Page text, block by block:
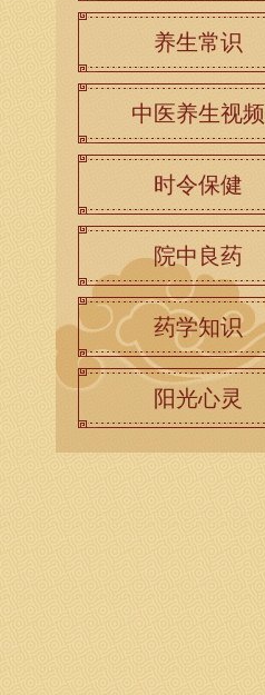
养生常识
中医养生视频
时令保健
院中良药
药学知识
阳光心灵